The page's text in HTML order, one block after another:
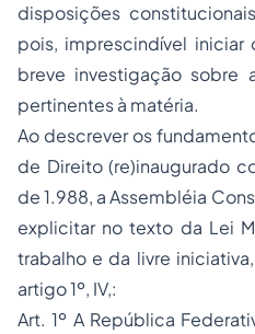
disposições
pois, imprescindível
breve investigação sobre
pertinentes à matéria.
Ao descrever os
de Direito (re)inaugurado
de 1.988, a Assembléia
explicitar no texto da Lei
trabalho e da livre iniciativa
artigo 1º, IV,:
Art. 1º A República